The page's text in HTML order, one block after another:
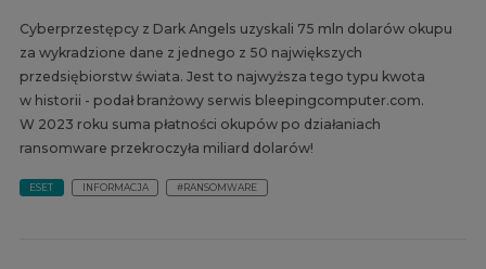
Cyberprzestępcy z Dark Angels uzyskali 75 mln dolarów okupu
za wykradzione dane z jednego z 50 największych
przedsiębiorstw świata. Jest to najwyższa tego typu kwota
w historii - podał branżowy serwis bleepingcomputer.com.
W 2023 roku suma płatności okupów po działaniach
ransomware przekroczyła miliard dolarów!
ESET INFORMACJA #RANSOMWARE